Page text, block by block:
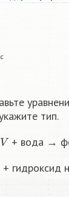
тип.
V+ вода →
+ гидроксид